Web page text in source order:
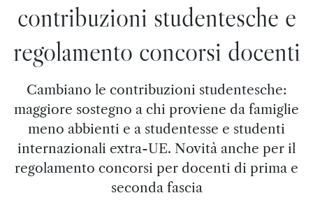
contribuzioni studentesche e
regolamento concorsi docenti
Cambiano le contribuzioni studentesche:
maggiore sostegno a chi proviene da famiglie
meno abbienti e a studentesse e studenti
internazionali extra-UE. Novità anche per il
regolamento concorsi per docenti di prima e
seconda fascia